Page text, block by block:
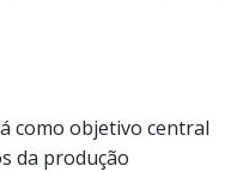
como objetivo central
da produção